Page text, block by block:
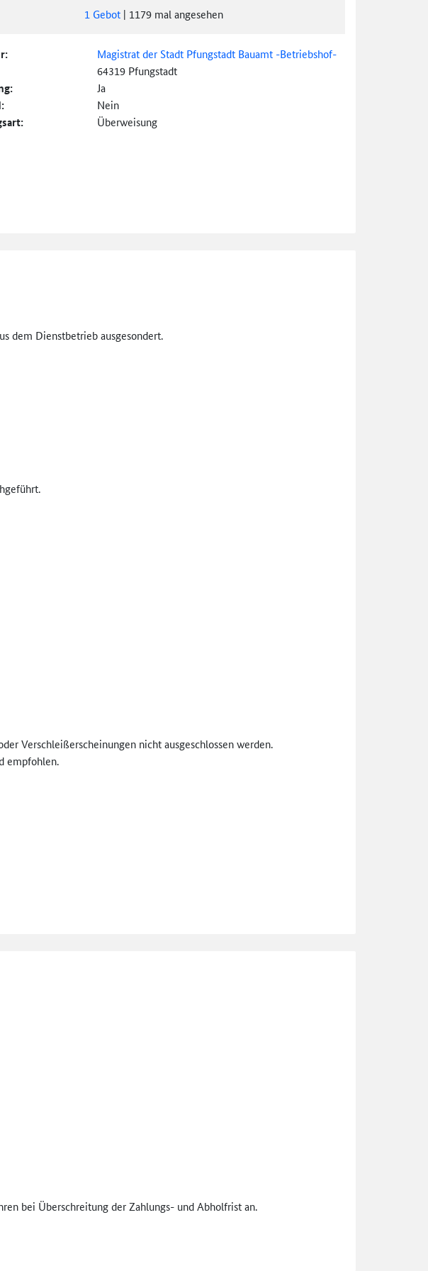
1 Gebot | 1179 mal angesehen
Magistrat der Stadt Pfungstadt Bauamt -Betriebshof-
64319 Pfungstadt
Ja
Nein
Überweisung
dem Dienstbetrieb ausgesondert.
Verschleißerscheinungen nicht ausgeschlossen werden.
empfohlen.
bei Überschreitung der Zahlungs- und Abholfrist an.